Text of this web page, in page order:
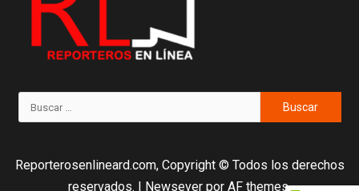
Reporterosenlineard.com, Copyright © Todos los derechos
reservados.
Newsever por AF themes.